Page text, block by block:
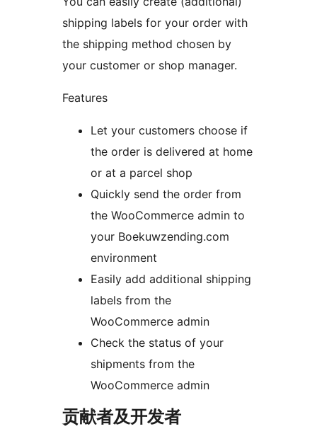
shipping labels for your order with
the shipping method chosen by
your customer or shop manager.
Features
Let your customers choose if
the order is delivered at home
or at a parcel shop
Quickly send the order from
the WooCommerce admin to
your Boekuwzending.com
environment
Easily add additional shipping
labels from the
WooCommerce admin
Check the status of your
shipments from the
WooCommerce admin
贡献者及开发者